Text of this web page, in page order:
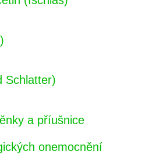
Schlatter)
a příušnice
onemocnění